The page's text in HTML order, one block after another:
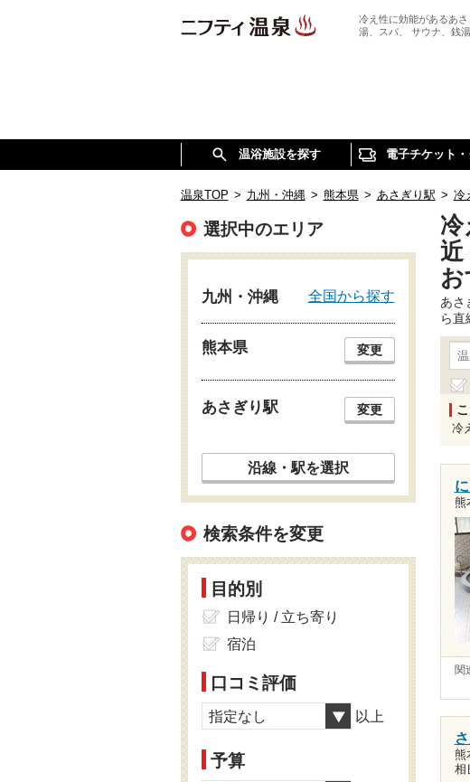
冷え性に効能があるあ
湯、スパ、 サウナ、銭
温浴施設を探す 電子チケット
温泉TOP > 九州・沖縄 > 熊本県 > あさぎり駅 > 冷
冷
近
あさ
ら直
冷
熊
関
熊
相
選択中のエリア
九州・沖縄 全国から探す
熊本県 変更
あさぎり駅 変更
沿線・駅を選択
検索条件を変更
目的別
日帰り / 立ち寄り
宿泊
口コミ評価
指定なし 以上
予算